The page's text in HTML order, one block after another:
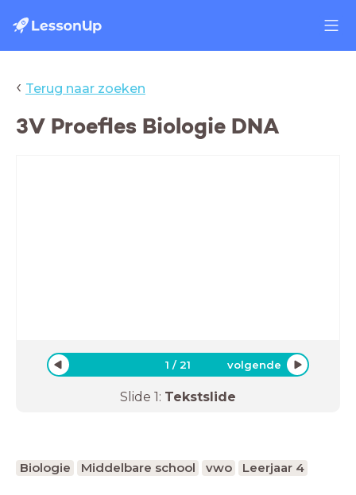
‹ Terug naar zoeken
3V Proefles Biologie DNA
1 /21 volgende
Slide 1: Tekstslide
Biologie Middelbare school vwo Leerjaar 4